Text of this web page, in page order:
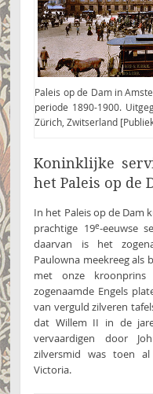
Paleis op de Dam in
periode 1890-1900.
Zürich, Zwitserland
Koninklijke
het Paleis op de
In het Paleis op de Dam
prachtige 19e-eeuwse
daarvan is het
Paulowna meekreeg als
met onze
zogenaamde Engels
van verguld zilveren
dat Willem II in de
vervaardigen door
zilversmid was toen
Victoria.